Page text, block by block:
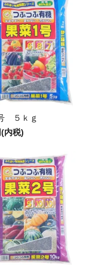
５ｋｇ
内税)